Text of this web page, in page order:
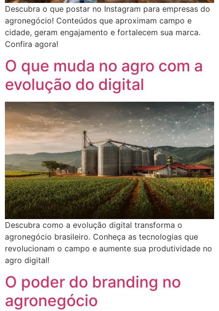
Descubra o que postar no Instagram para empresas do
agronegócio! Conteúdos que aproximam campo e
cidade, geram engajamento e fortalecem sua marca.
Confira agora!
O que muda no agro com a
evolução do digital
Descubra como a evolução digital transforma o
agronegócio brasileiro. Conheça as tecnologias que
revolucionam o campo e aumente sua produtividade no
agro digital!
O poder do branding no
agronegócio